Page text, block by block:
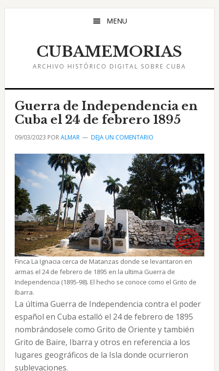
Saltar
Saltar
Saltar
MENU
CUBAMEMORIAS
ARCHIVO HISTÓRICO DIGITAL SOBRE CUBA
Guerra de Independencia en
Cuba el 24 de febrero 1895
09/03/2023 PORALMAR DEJA UN COMENTARIO
Finca La Ignacia cerca de Matanzas donde se levantaron en
armas el 24 de febrero de 1895 en la ultima Guerra de
Independencia (1895-98). El hecho se conoce como el Grito de
Ibarra.
La última Guerra de Independencia contra el poder
español en Cuba estalló el 24 de febrero de 1895
nombrándosele como Grito de Oriente y también
Grito de Baire, Ibarra y otros en referencia a los
lugares geográficos de la Isla donde ocurrieron
sublevaciones.